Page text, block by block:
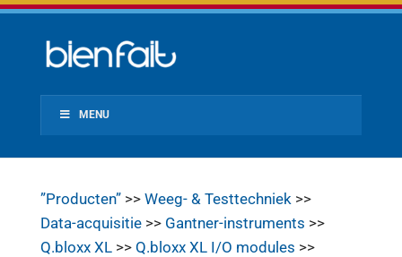
MENU
”Producten”>> Weeg- & Testtechniek>>
Data-acquisitie>> Gantner-instruments >>
Q.bloxx XL>> Q.bloxx XL I/O modules >>